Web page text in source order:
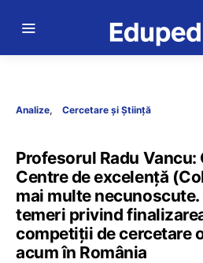
Analize Cercetare și Știință
Profesorul Radu
Centre de excelență
mai multe
temeri privind
competiții de cercetare
acum în România